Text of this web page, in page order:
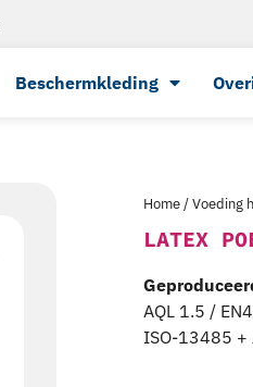
Beschermkleding
Home/Voeding
LATEX
AQL 1.5 /
ISO-13485 +